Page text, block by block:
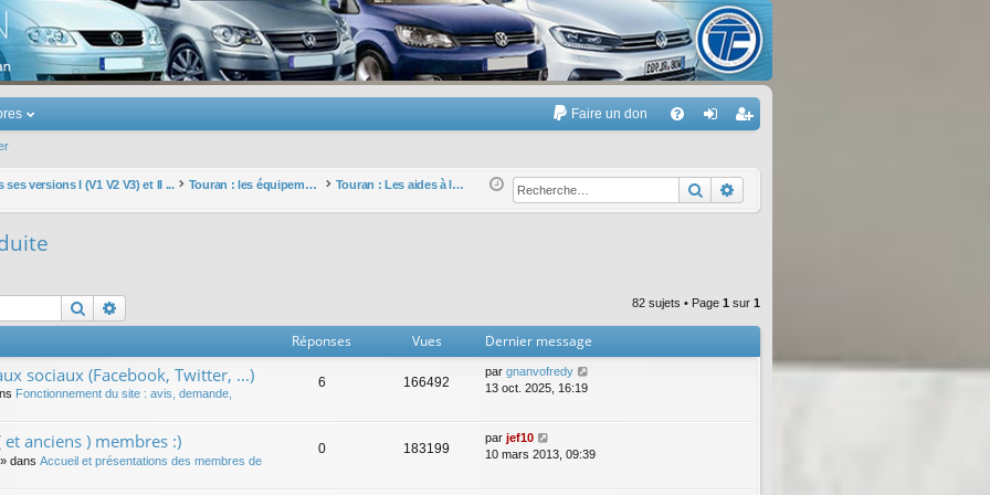
Touran
Faire un don
Q ne
xi
nr
eg
r
versions I (V1 V2 V3) et II ... Touran : les équipements électriques et électroniques Touran : Les aides à la conduite Rechercher
Rechercher 82 sujets • Page 1 sur 1
Réponses Vues Dernier message
sociaux (Facebook, Twitter, ...)
Fonctionnement du site : avis, demande,
6 166492
par gnanvofredy
13 oct. 2025, 16:19
anciens ) membres :)
» dans Accueil et présentations des membres de
0 183199
par jef10
10 mars 2013, 09:39